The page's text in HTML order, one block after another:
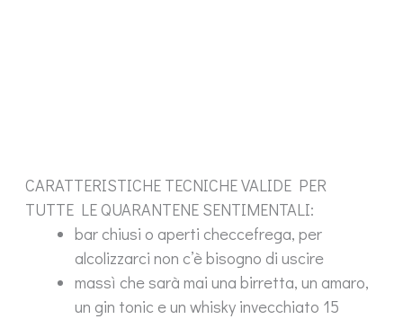
CARATTERISTICHE TECNICHE VALIDE PER
TUTTE LE QUARANTENE SENTIMENTALI:
bar chiusi o aperti checcefrega, per
alcolizzarci non c’è bisogno di uscire
massì che sarà mai una birretta, un amaro,
un gin tonic e un whisky invecchiato 15